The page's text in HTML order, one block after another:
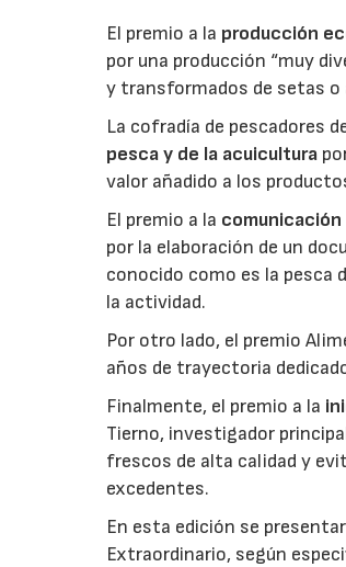
El premio a la producción
por una producción “muy
y transformados de setas o
La cofradía de pescadores
pesca y de la acuicultura
valor añadido a los
El premio a la comunicación
por la elaboración de un
conocido como es la pesca
la actividad.
Por otro lado, el premio
años de trayectoria
Finalmente, el premio a la
Tierno, investigador
frescos de alta calidad y
excedentes.
En esta edición se
Extraordinario, según